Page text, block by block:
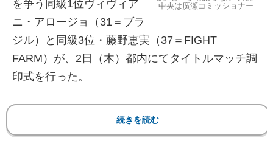
中央は廣瀬コミッショナー
を争う同級1位ヴィヴィア
ニ・アロージョ（31＝ブラ
ジル）と同級3位・藤野恵実（37＝FIGHT
FARM）が、2日（木）都内にてタイトルマッチ調
印式を行った。
2004年3月にプロデビューした女子MMA（総合
格闘技）の大ベテラン藤野は、「この試合に限っ